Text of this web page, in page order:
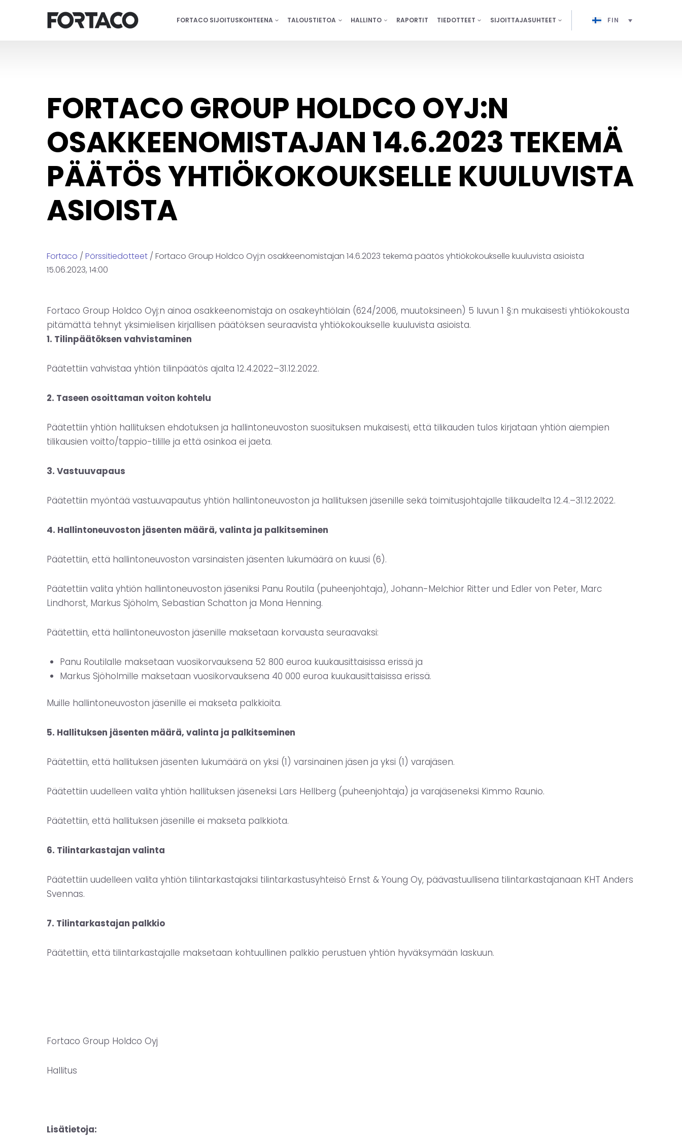
FORTACO SIJOITUSKOHTEENA TALOUSTIETOA HALLINTO RAPORTIT TIEDOTTEET SIJOITTAJASUHTEET FIN
FORTACO GROUP HOLDCO OYJ:N
OSAKKEENOMISTAJAN 14.6.2023 TEKEMÄ
PÄÄTÖS YHTIÖKOKOUKSELLE KUULUVISTA
ASIOISTA
Fortaco / Pörssitiedotteet / Fortaco Group Holdco Oyj:n osakkeenomistajan 14.6.2023 tekemä päätös yhtiökokoukselle kuuluvista asioista
15.06.2023, 14:00
Fortaco Group Holdco Oyj:n ainoa osakkeenomistaja on osakeyhtiölain (624/2006, muutoksineen) 5 luvun 1 §:n mukaisesti yhtiökokousta
pitämättä tehnyt yksimielisen kirjallisen päätöksen seuraavista yhtiökokoukselle kuuluvista asioista.
1. Tilinpäätöksen vahvistaminen
Päätettiin vahvistaa yhtiön tilinpäätös ajalta 12.4.2022–31.12.2022.
2. Taseen osoittaman voiton kohtelu
Päätettiin yhtiön hallituksen ehdotuksen ja hallintoneuvoston suosituksen mukaisesti, että tilikauden tulos kirjataan yhtiön aiempien
tilikausien voitto/tappio-tilille ja että osinkoa ei jaeta.
3. Vastuuvapaus
Päätettiin myöntää vastuuvapautus yhtiön hallintoneuvoston ja hallituksen jäsenille sekä toimitusjohtajalle tilikaudelta 12.4.–31.12.2022.
4. Hallintoneuvoston jäsenten määrä, valinta ja palkitseminen
Päätettiin, että hallintoneuvoston varsinaisten jäsenten lukumäärä on kuusi (6).
Päätettiin valita yhtiön hallintoneuvoston jäseniksi Panu Routila (puheenjohtaja), Johann-Melchior Ritter und Edler von Peter, Marc
Lindhorst, Markus Sjöholm, Sebastian Schatton ja Mona Henning.
Päätettiin, että hallintoneuvoston jäsenille maksetaan korvausta seuraavaksi:
Panu Routilalle maksetaan vuosikorvauksena 52 800 euroa kuukausittaisissa erissä ja
Markus Sjöholmille maksetaan vuosikorvauksena 40 000 euroa kuukausittaisissa erissä.
Muille hallintoneuvoston jäsenille ei makseta palkkioita.
5. Hallituksen jäsenten määrä, valinta ja palkitseminen
Päätettiin, että hallituksen jäsenten lukumäärä on yksi (1) varsinainen jäsen ja yksi (1) varajäsen.
Päätettiin uudelleen valita yhtiön hallituksen jäseneksi Lars Hellberg (puheenjohtaja) ja varajäseneksi Kimmo Raunio.
Päätettiin, että hallituksen jäsenille ei makseta palkkiota.
6. Tilintarkastajan valinta
Päätettiin uudelleen valita yhtiön tilintarkastajaksi tilintarkastusyhteisö Ernst & Young Oy, päävastuullisena tilintarkastajanaan KHT Anders
Svennas.
7. Tilintarkastajan palkkio
Päätettiin, että tilintarkastajalle maksetaan kohtuullinen palkkio perustuen yhtiön hyväksymään laskuun.
Fortaco Group Holdco Oyj
Hallitus
Lisätietoja: